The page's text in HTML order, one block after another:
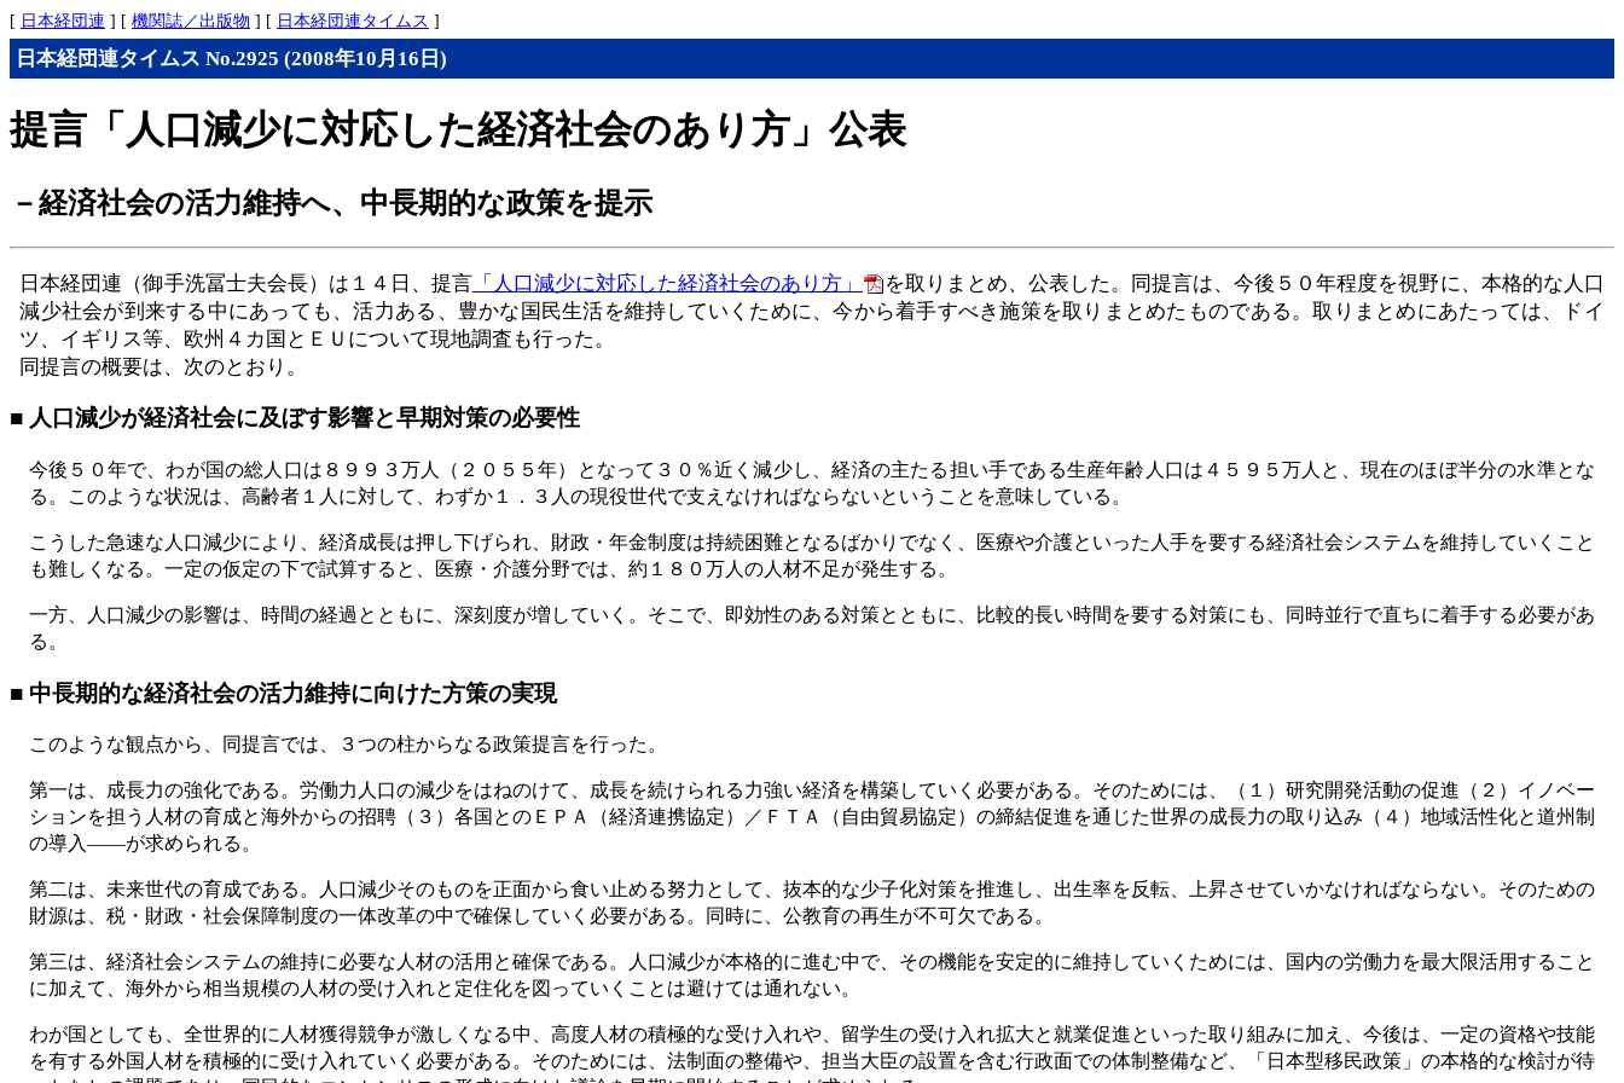
[ 日本経団連 ] [ 機関誌／出版物 ] [ 日本経団連タイムス ]
日本経団連タイムス No.2925 (2008年10月16日)
提言「人口減少に対応した経済社会のあり方」公表
－経済社会の活力維持へ、中長期的な政策を提示
日本経団連（御手洗冨士夫会長）は１４日、提言「人口減少に対応した経済社会のあり方」
を取りまとめ、公表した。同提言は、今後５０年程度を視野に、本格的な人口
減少社会が到来する中にあっても、活力ある、豊かな国民生活を維持していくために、今から着手すべき施策を取りまとめたものである。取りまとめにあたっては、ドイ
ツ、イギリス等、欧州４カ国とＥＵについて現地調査も行った。
同提言の概要は、次のとおり。
■ 人口減少が経済社会に及ぼす影響と早期対策の必要性
今後５０年で、わが国の総人口は８９９３万人（２０５５年）となって３０％近く減少し、経済の主たる担い手である生産年齢人口は４５９５万人と、現在のほぼ半分の水準とな
る。このような状況は、高齢者１人に対して、わずか１．３人の現役世代で支えなければならないということを意味している。
こうした急速な人口減少により、経済成長は押し下げられ、財政・年金制度は持続困難となるばかりでなく、医療や介護といった人手を要する経済社会システムを維持していくこと
も難しくなる。一定の仮定の下で試算すると、医療・介護分野では、約１８０万人の人材不足が発生する。
一方、人口減少の影響は、時間の経過とともに、深刻度が増していく。そこで、即効性のある対策とともに、比較的長い時間を要する対策にも、同時並行で直ちに着手する必要があ
る。
■ 中長期的な経済社会の活力維持に向けた方策の実現
このような観点から、同提言では、３つの柱からなる政策提言を行った。
第一は、成長力の強化である。労働力人口の減少をはねのけて、成長を続けられる力強い経済を構築していく必要がある。そのためには、（１）研究開発活動の促進（２）イノベー
ションを担う人材の育成と海外からの招聘（３）各国とのＥＰＡ（経済連携協定）／ＦＴＡ（自由貿易協定）の締結促進を通じた世界の成長力の取り込み（４）地域活性化と道州制
の導入――が求められる。
第二は、未来世代の育成である。人口減少そのものを正面から食い止める努力として、抜本的な少子化対策を推進し、出生率を反転、上昇させていかなければならない。そのための
財源は、税・財政・社会保障制度の一体改革の中で確保していく必要がある。同時に、公教育の再生が不可欠である。
第三は、経済社会システムの維持に必要な人材の活用と確保である。人口減少が本格的に進む中で、その機能を安定的に維持していくためには、国内の労働力を最大限活用すること
に加えて、海外から相当規模の人材の受け入れと定住化を図っていくことは避けては通れない。
わが国としても、全世界的に人材獲得競争が激しくなる中、高度人材の積極的な受け入れや、留学生の受け入れ拡大と就業促進といった取り組みに加え、今後は、一定の資格や技能
を有する外国人材を積極的に受け入れていく必要がある。そのためには、法制面の整備や、担当大臣の設置を含む行政面での体制整備など、「日本型移民政策」の本格的な検討が待